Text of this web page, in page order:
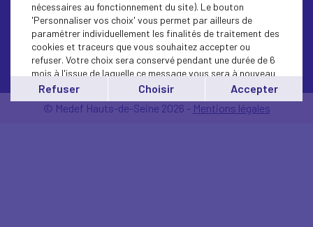
Contactez-nous
© Medef Hauts-de-Seine 2026 - Mentions légales
nécessaires au fonctionnement du site). Le bouton
'Personnaliser vos choix' vous permet par ailleurs de
paramétrer individuellement les finalités de traitement des
cookies et traceurs que vous souhaitez accepter ou
refuser. Votre choix sera conservé pendant une durée de 6
mois à l'issue de laquelle ce message vous sera à nouveau
affiché..
Vous pouvez modifier votre choix à tout moment en
cliquant sur le lien'cookies'en bas de page.
Refuser Choisir Accepter